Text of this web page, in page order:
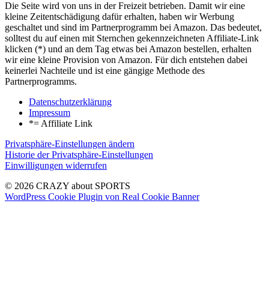
Die Seite wird von uns in der Freizeit betrieben. Damit wir eine
kleine Zeitentschädigung dafür erhalten, haben wir Werbung
geschaltet und sind im Partnerprogramm bei Amazon. Das bedeutet,
solltest du auf einen mit Sternchen gekennzeichneten Affiliate-Link
klicken (*) und an dem Tag etwas bei Amazon bestellen, erhalten
wir eine kleine Provision von Amazon. Für dich entstehen dabei
keinerlei Nachteile und ist eine gängige Methode des
Partnerprogramms.
Datenschutzerklärung
Impressum
*= Affiliate Link
Privatsphäre-Einstellungen ändern
Historie der Privatsphäre-Einstellungen
Einwilligungen widerrufen
© 2026 CRAZY about SPORTS
WordPress Cookie Plugin von Real Cookie Banner